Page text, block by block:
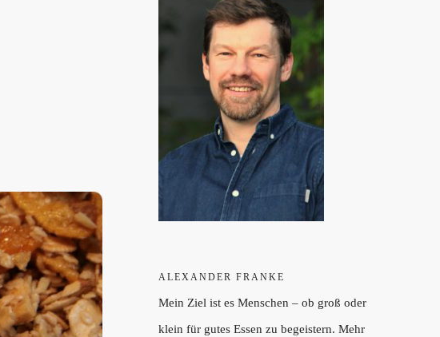
ALEXANDER FRANKE
Mein Ziel ist es Menschen – ob groß oder
klein für gutes Essen zu begeistern. Mehr